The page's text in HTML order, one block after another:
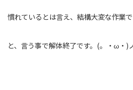
慣れているとは言え、結構大変な作業で
と、言う事で解体終了です。(。・ω・)